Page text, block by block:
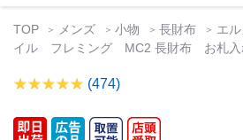
TOP メンズ 小物 長財布
エ
イル フレミング MC2 長財布 お札入
(474)